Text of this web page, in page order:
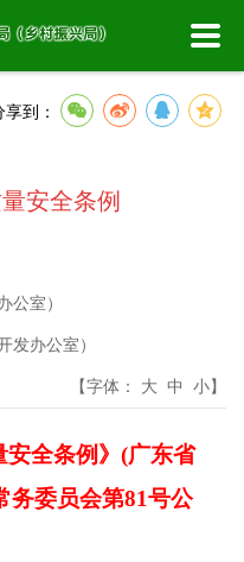
享到：
安全条例
公室）
发办公室）
【字体： 大 中 小】
安全条例》(广东省
务委员会第81号公